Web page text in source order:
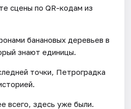
сцены по QR-кодам из
банановых деревьев в
знают единицы.
точки, Петроградка
всего, здесь уже были.